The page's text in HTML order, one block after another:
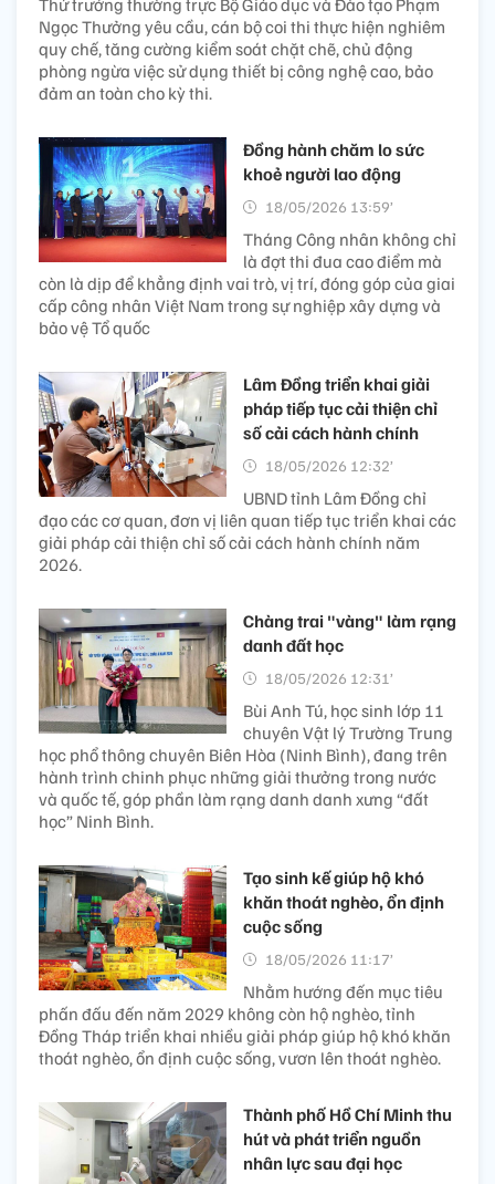
Thứ trưởng thường trực Bộ Giáo dục và Đào tạo Phạm
Ngọc Thưởng yêu cầu, cán bộ coi thi thực hiện nghiêm
quy chế, tăng cường kiểm soát chặt chẽ, chủ động
phòng ngừa việc sử dụng thiết bị công nghệ cao, bảo
đảm an toàn cho kỳ thi.
Đồng hành chăm lo sức
khoẻ người lao động
18/05/2026 13:59’
Tháng Công nhân không chỉ
là đợt thi đua cao điểm mà
còn là dịp để khẳng định vai trò, vị trí, đóng góp của giai
cấp công nhân Việt Nam trong sự nghiệp xây dựng và
bảo vệ Tổ quốc
Lâm Đồng triển khai giải
pháp tiếp tục cải thiện chỉ
số cải cách hành chính
18/05/2026 12:32’
UBND tỉnh Lâm Đồng chỉ
đạo các cơ quan, đơn vị liên quan tiếp tục triển khai các
giải pháp cải thiện chỉ số cải cách hành chính năm
2026.
Chàng trai "vàng" làm rạng
danh đất học
18/05/2026 12:31’
Bùi Anh Tú, học sinh lớp 11
chuyên Vật lý Trường Trung
học phổ thông chuyên Biên Hòa (Ninh Bình), đang trên
hành trình chinh phục những giải thưởng trong nước
và quốc tế, góp phần làm rạng danh danh xưng “đất
học” Ninh Bình.
Tạo sinh kế giúp hộ khó
khăn thoát nghèo, ổn định
cuộc sống
18/05/2026 11:17’
Nhằm hướng đến mục tiêu
phấn đấu đến năm 2029 không còn hộ nghèo, tỉnh
Đồng Tháp triển khai nhiều giải pháp giúp hộ khó khăn
thoát nghèo, ổn định cuộc sống, vươn lên thoát nghèo.
Thành phố Hồ Chí Minh thu
hút và phát triển nguồn
nhân lực sau đại học